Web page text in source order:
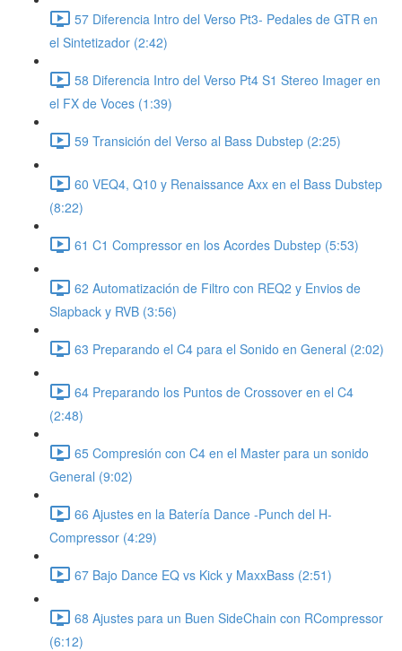
57 Diferencia Intro del Verso Pt3- Pedales de GTR en
el Sintetizador (2:42)
58 Diferencia Intro del Verso Pt4 S1 Stereo Imager en
el FX de Voces (1:39)
59 Transición del Verso al Bass Dubstep (2:25)
60 VEQ4, Q10 y Renaissance Axx en el Bass Dubstep
(8:22)
61 C1 Compressor en los Acordes Dubstep (5:53)
62 Automatización de Filtro con REQ2 y Envios de
Slapback y RVB (3:56)
63 Preparando el C4 para el Sonido en General (2:02)
64 Preparando los Puntos de Crossover en el C4
(2:48)
65 Compresión con C4 en el Master para un sonido
General (9:02)
66 Ajustes en la Batería Dance -Punch del H-
Compressor (4:29)
67 Bajo Dance EQ vs Kick y MaxxBass (2:51)
68 Ajustes para un Buen SideChain con RCompressor
(6:12)